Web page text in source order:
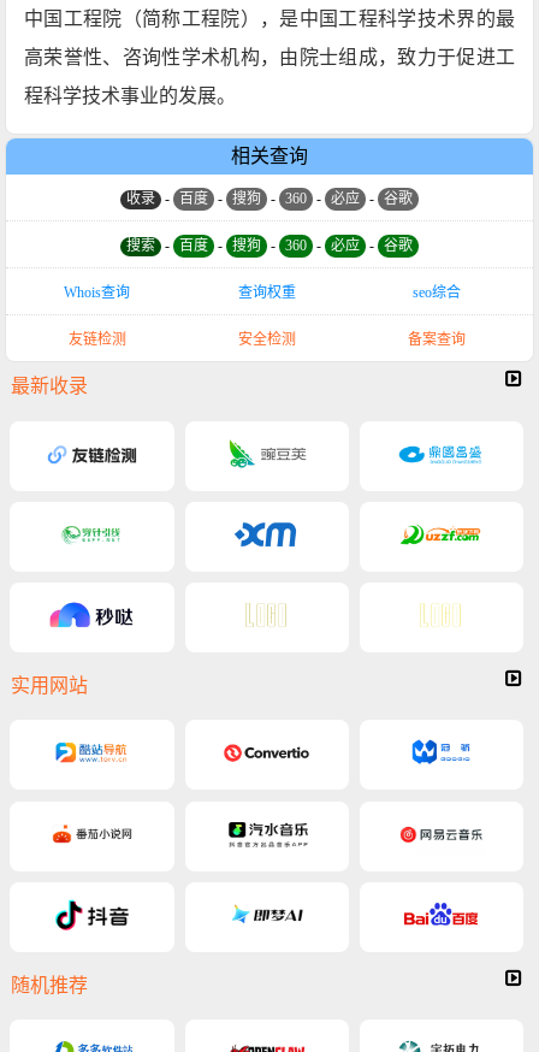
中国工程院（简称工程院），是中国工程科学技术界的最
高荣誉性、咨询性学术机构，由院士组成，致力于促进工
程科学技术事业的发展。
相关查询
收录 - 百度 - 搜狗 - 360 - 必应 - 谷歌
搜索 - 百度 - 搜狗 - 360 - 必应 - 谷歌
Whois查询 查询权重 seo综合
友链检测 安全检测 备案查询
最新收录
实用网站
随机推荐